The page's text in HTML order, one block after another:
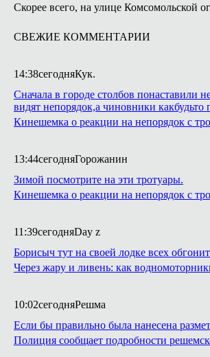
Скорее всего, на улице Комсомольской
СВЕЖИЕ КОММЕНТАРИИ
14:38сегодняКук.
Сначала в городе столбов понаставили
видят непорядок,а чиновники
Кинешемка о реакции на непорядок с
13:44сегодняГорожанин
Зимой посмотрите на эти тротуары.
Кинешемка о реакции на непорядок с
11:39сегодняDay z
Борисыч тут на своей лодке всех обгонит
Через жару и ливень: как
10:02сегодняРешма
Если бы правильно была нанесена
Полиция сообщает подробности